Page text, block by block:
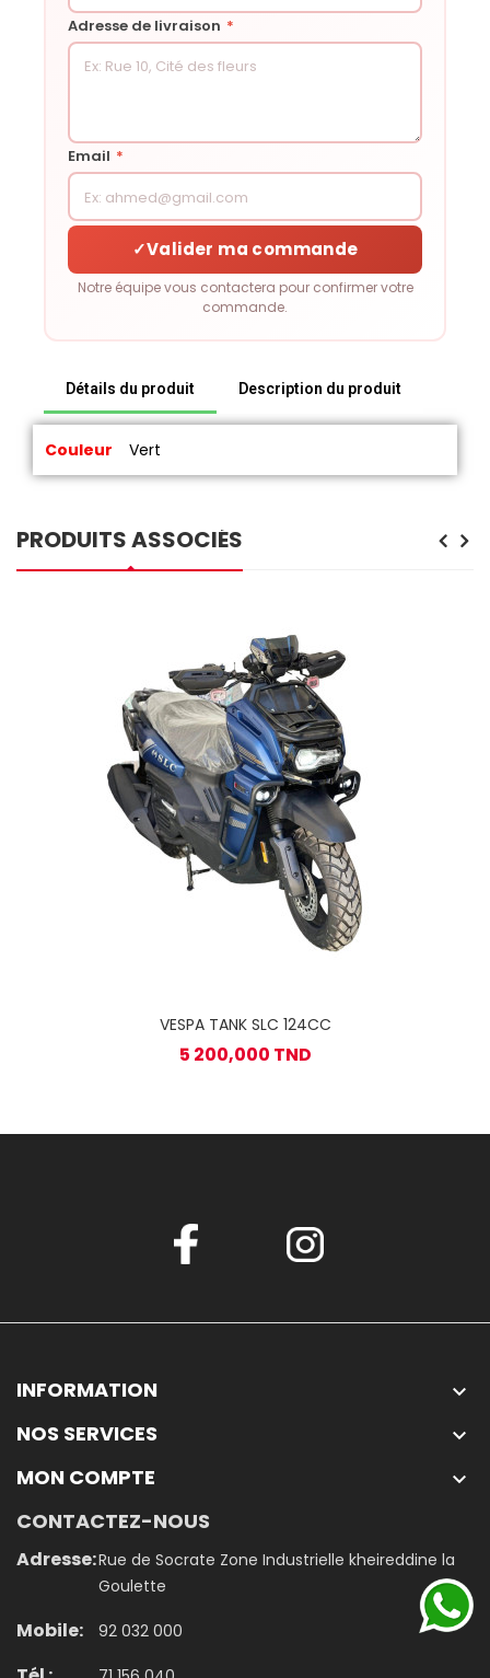
Adresse de livraison *
Email *
✓Valider ma commande
Notre équipe vous contactera pour confirmer votre
commande.
Détails du produit Description du produit
Couleur Vert
PRODUITS ASSOCIÉS
VESPA TANK SLC 124CC
5 200,000 TND
INFORMATION 
NOS SERVICES 
MON COMPTE 
CONTACTEZ-NOUS
Adresse:Rue de Socrate Zone Industrielle kheireddine la
Goulette
Mobile: 92 032 000